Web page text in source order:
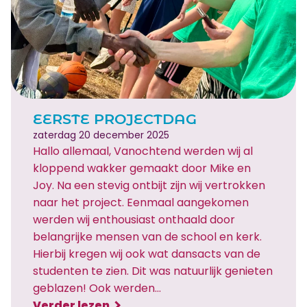
k
n
a
a
r
n
z
e
b
e
s
t
e
m
m
i
EERSTE PROJECTDAG
zaterdag 20 december 2025
Hallo allemaal, Vanochtend werden wij al
kloppend wakker gemaakt door Mike en
Joy. Na een stevig ontbijt zijn wij vertrokken
naar het project. Eenmaal aangekomen
werden wij enthousiast onthaald door
belangrijke mensen van de school en kerk.
Hierbij kregen wij ook wat dansacts van de
studenten te zien. Dit was natuurlijk genieten
geblazen! Ook werden…